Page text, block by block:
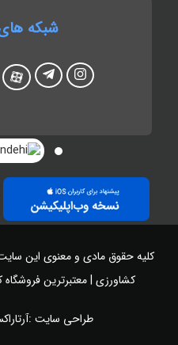
شبکه
کلیه حقوق مادی و معنوی این
کشاورزی | معتبرترین فروشگاه
طراحی سایت